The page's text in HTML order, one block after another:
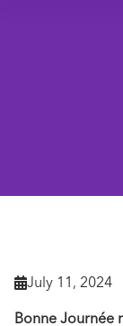
July 11, 2024
Bonne Journée